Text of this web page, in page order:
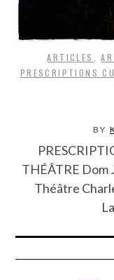
ARTICLES ,
PRESCRIPTIONS
BY
THÉÂTRE Dom
Théâtre